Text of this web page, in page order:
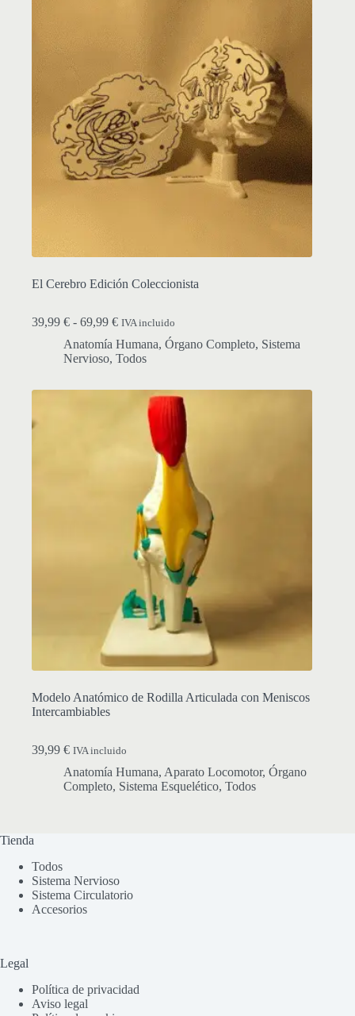
El Cerebro Edición Coleccionista
39,99 € - 69,99 €Rango
precios:
desde
hasta
69,99 €
IVA incluido
Anatomía Humana, Órgano Completo, Sistema
Nervioso, Todos
Modelo Anatómico de Rodilla Articulada con Meniscos
Intercambiables
39,99 € IVA incluido
Anatomía Humana, Aparato Locomotor, Órgano
Completo, Sistema Esquelético, Todos
Tienda
Todos
Sistema Nervioso
Sistema Circulatorio
Accesorios
Legal
Política de privacidad
Aviso legal